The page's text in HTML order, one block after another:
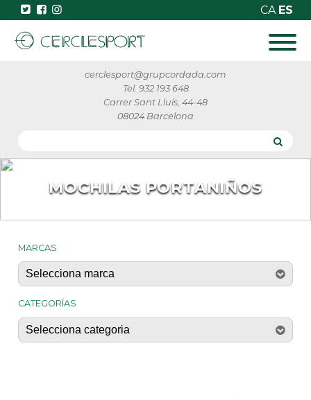
CA ES
cerclesport@grupcordada.com
Tel. 932 193 648
Carrer Sant Lluís, 44-48
08024 Barcelona
MOCHILAS PORTANIÑOS
MARCAS
CATEGORÍAS